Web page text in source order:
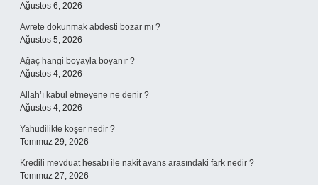
Ağustos 6, 2026
Avrete dokunmak abdesti bozar mı ?
Ağustos 5, 2026
Ağaç hangi boyayla boyanır ?
Ağustos 4, 2026
Allah’ı kabul etmeyene ne denir ?
Ağustos 4, 2026
Yahudilikte koşer nedir ?
Temmuz 29, 2026
Kredili mevduat hesabı ile nakit avans arasındaki fark nedir ?
Temmuz 27, 2026